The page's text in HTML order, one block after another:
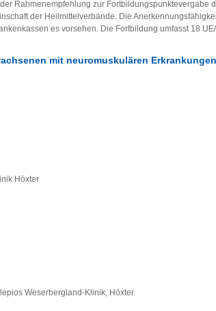
Rahmenempfehlung zur Fortbildungspunktevergabe
der Heilmittelverbände. Die
es vorsehen. Die Fortbildung umfasst 18 UE/
mit neuromuskulären Erkrankungen
Höxter
Weserbergland-Klinik, Höxter